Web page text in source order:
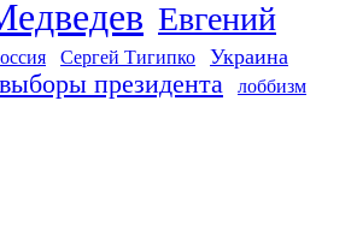
Евгений
Сергей Тигипко Украина
выборы президента лоббизм